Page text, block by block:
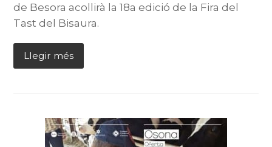
de Besora acollirà la 18a edició de la Fira del
Tast del Bisaura.
Llegir més